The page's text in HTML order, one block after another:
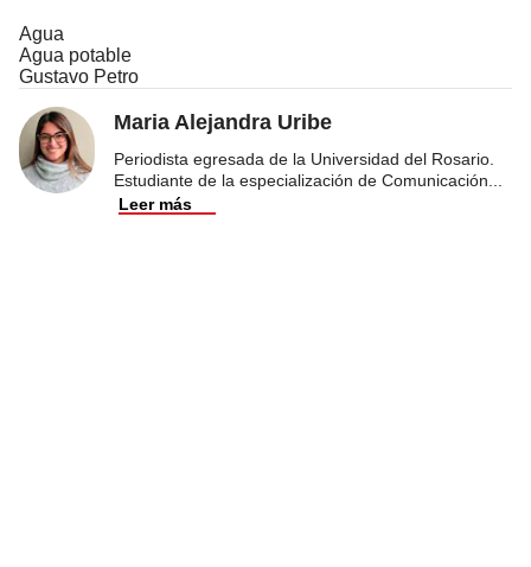
Agua
Agua potable
Gustavo Petro
Maria Alejandra Uribe
Periodista egresada de la Universidad del Rosario.
Estudiante de la especialización de Comunicación
Leer más